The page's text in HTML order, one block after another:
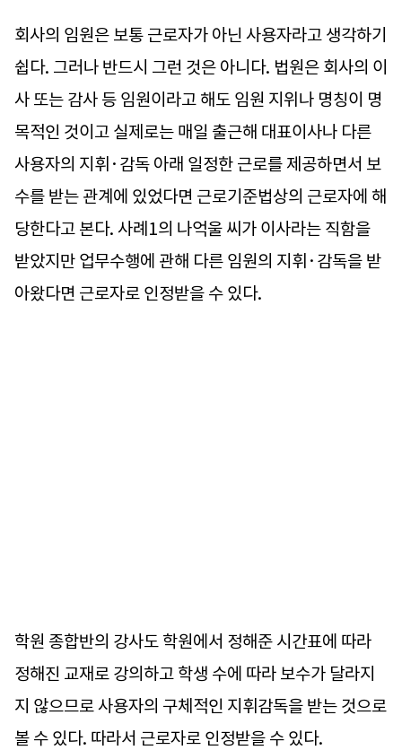
회사의 임원은 보통 근로자가 아닌 사용자라고 생각하기
쉽다. 그러나 반드시 그런 것은 아니다. 법원은 회사의 이
사 또는 감사 등 임원이라고 해도 임원 지위나 명칭이 명
목적인 것이고 실제로는 매일 출근해 대표이사나 다른
사용자의 지휘·감독 아래 일정한 근로를 제공하면서 보
수를 받는 관계에 있었다면 근로기준법상의 근로자에 해
당한다고 본다. 사례1의 나억울 씨가 이사라는 직함을
받았지만 업무수행에 관해 다른 임원의 지휘·감독을 받
아왔다면 근로자로 인정받을 수 있다.
학원 종합반의 강사도 학원에서 정해준 시간표에 따라
정해진 교재로 강의하고 학생 수에 따라 보수가 달라지
지 않으므로 사용자의 구체적인 지휘감독을 받는 것으로
볼 수 있다. 따라서 근로자로 인정받을 수 있다.